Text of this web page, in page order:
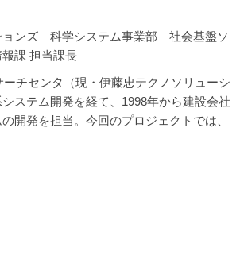
ョンズ 科学システム事業部 社会基盤ソ
課 担当課長
チセンタ（現・伊藤忠テクノソリューシ
ステム開発を経て、1998年から建設会社
開発を担当。今回のプロジェクトでは、